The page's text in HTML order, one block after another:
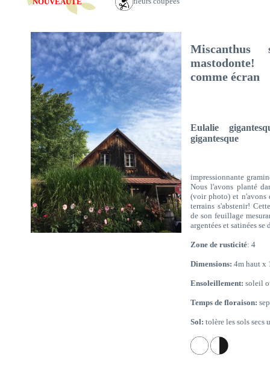
Miscanthus
comme écran
Eulalie
gigantesque
impressionnante
Nous l'avons planté
(voir photo) et n'avons
terrains s'abstenir!
de son feuillage
argentées et satinées
Zone de rusticité: 4
Dimensions: 4m haut x
Ensoleillement: soleil
Temps de floraison:
Sol: tolère les sols secs